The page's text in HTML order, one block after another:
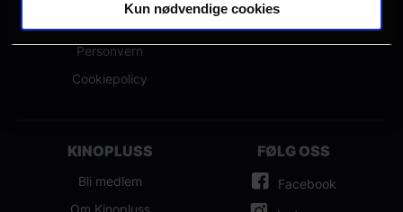
Kun nødvendige cookies
Personvern
Cookiepolicy
KINOPLUSS
Bli medlem
Om Kinopluss
FØLG OSS
Facebook